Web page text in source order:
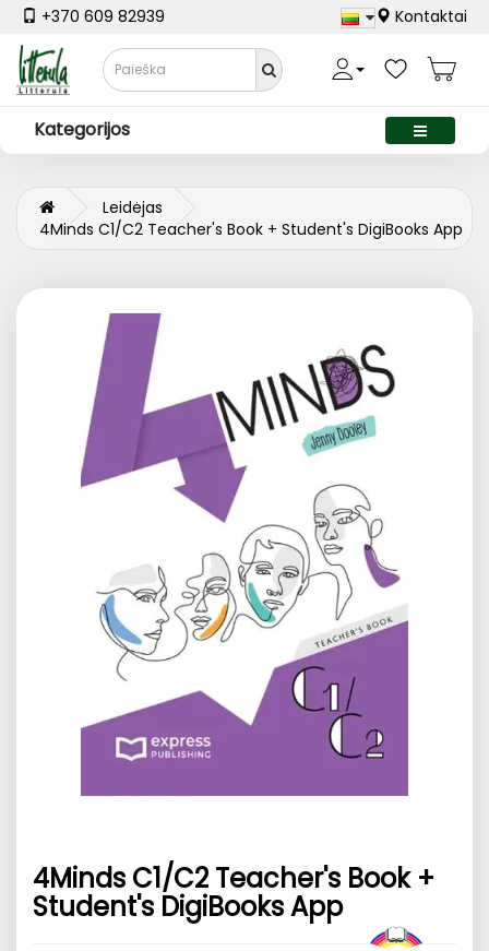
+370 609 82939 Kontaktai
Kategorijos
Leidėjas
4Minds C1/C2 Teacher's Book + Student's DigiBooks App
4Minds C1/C2 Teacher's Book +
Student's DigiBooks App